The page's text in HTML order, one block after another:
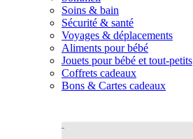
Soins & bain
Sécurité & santé
Voyages & déplacements
Aliments pour bébé
Jouets pour bébé et tout-petits
Coffrets cadeaux
Bons & Cartes cadeaux